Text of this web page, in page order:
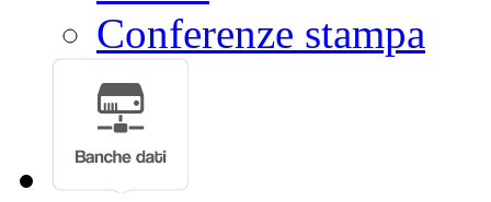
Conferenze stampa